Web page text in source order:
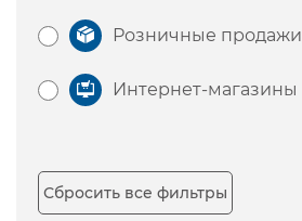
Розничные продажи
Интернет-магазины
Сбросить все фильтры